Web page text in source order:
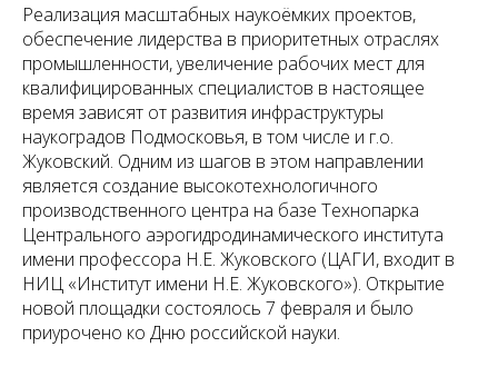
Реализация масштабных наукоёмких проектов,
обеспечение лидерства в приоритетных отраслях
промышленности, увеличение рабочих мест для
квалифицированных специалистов в настоящее
время зависят от развития инфраструктуры
наукоградов Подмосковья, в том числе и г.о.
Жуковский. Одним из шагов в этом направлении
является создание высокотехнологичного
производственного центра на базе Технопарка
Центрального аэрогидродинамического института
имени профессора Н.Е. Жуковского (ЦАГИ, входит в
НИЦ «Институт имени Н.Е. Жуковского»). Открытие
новой площадки состоялось 7 февраля и было
приурочено ко Дню российской науки.